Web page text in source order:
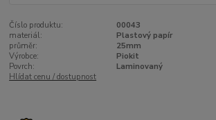
Číslo produktu:
00043
materiál:
Plastový papír
průměr:
25mm
Výrobce:
Piokit
Povrch:
Laminovaný
Hlídat cenu / dostupnost